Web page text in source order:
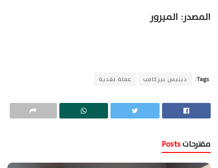
المصدر: الميرور
Tags: دينيس بيركامب عملة نقدية
مقترحات